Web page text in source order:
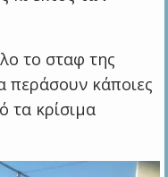
το σταφ της
περάσουν κάποιες
τα κρίσιμα